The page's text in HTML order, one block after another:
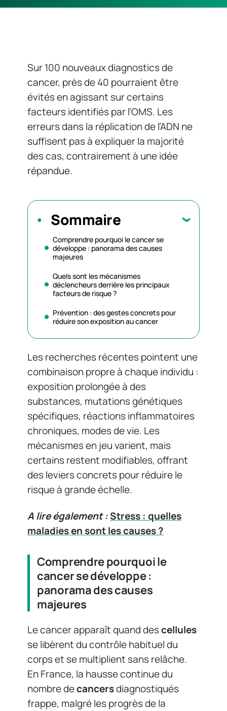
Sur 100 nouveaux diagnostics de
cancer, près de 40 pourraient être
évités en agissant sur certains
facteurs identifiés par l’OMS. Les
erreurs dans la réplication de l’ADN ne
suffisent pas à expliquer la majorité
des cas, contrairement à une idée
répandue.
Sommaire
Comprendre pourquoi le cancer se
développe : panorama des causes
majeures
Quels sont les mécanismes
déclencheurs derrière les principaux
facteurs de risque ?
Prévention : des gestes concrets pour
réduire son exposition au cancer
Les recherches récentes pointent une
combinaison propre à chaque individu :
exposition prolongée à des
substances, mutations génétiques
spécifiques, réactions inflammatoires
chroniques, modes de vie. Les
mécanismes en jeu varient, mais
certains restent modifiables, offrant
des leviers concrets pour réduire le
risque à grande échelle.
A lire également :Stress : quelles
maladies en sont les causes ?
Comprendre pourquoi le
cancer se développe :
panorama des causes
majeures
Le cancer apparaît quand descellules
se libèrent du contrôle habituel du
corps et se multiplient sans relâche.
En France, la hausse continue du
nombre decancersdiagnostiqués
frappe, malgré les progrès de la